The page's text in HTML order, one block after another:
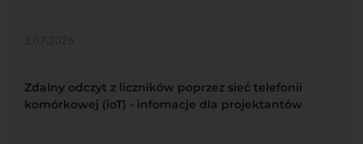
Zdalny odczyt z liczników poprzez sieć telefonii
komórkowej (ioT) - infomacje dla projektantów